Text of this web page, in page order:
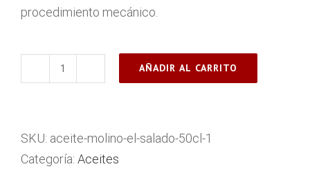
procedimiento mecánico.
Salado
|
AÑADIR AL CARRITO
SKU: aceite-molino-el-salado-50cl-1
Categoría: Aceites